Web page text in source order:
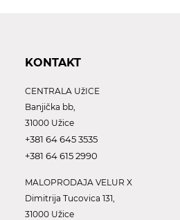
KONTAKT
CENTRALA UžICE
Banjička bb,
31000 Užice
+381 64 645 3535
+381 64 615 2990
MALOPRODAJA VELUR X
Dimitrija Tucovica 131,
31000 Užice